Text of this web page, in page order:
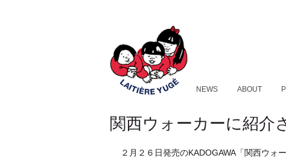
NEWS ABOUT
関西ウォーカーに紹介
２月２６日発売のKADOGAWA「関西ウォ